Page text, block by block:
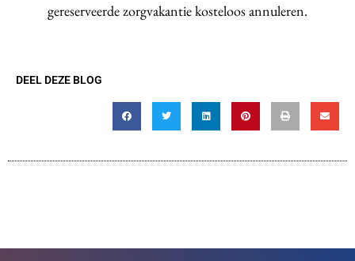
gereserveerde zorgvakantie kosteloos annuleren.
DEEL DEZE BLOG